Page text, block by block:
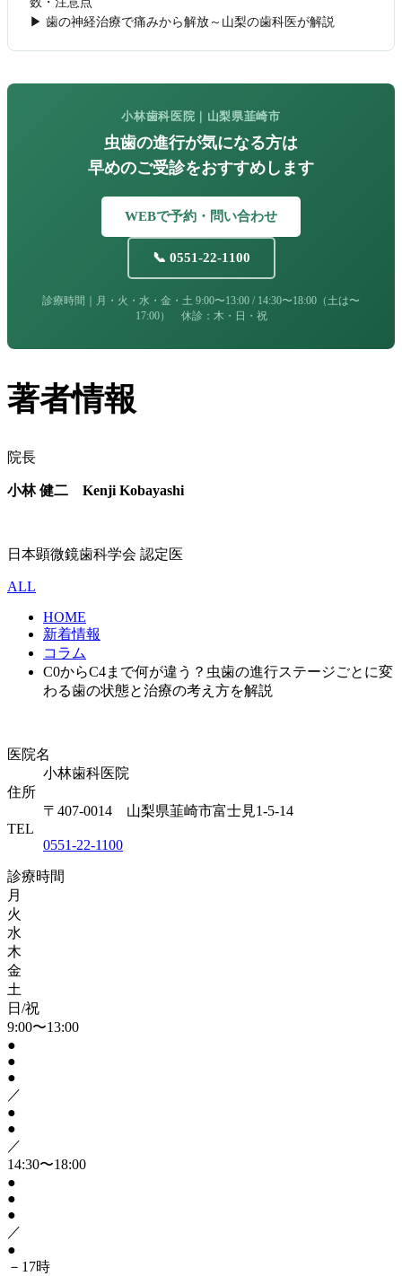
▶ 歯の神経治療で痛みから解放～山梨の歯科医が解説
小林歯科医院｜山梨県韮崎市
虫歯の進行が気になる方は
早めのご受診をおすすめします
WEBで予約・問い合わせ
📞 0551-22-1100
診療時間｜月・火・水・金・土 9:00〜13:00 / 14:30〜18:00（土は〜
17:00） 休診：木・日・祝
著者情報
院長
小林 健二 Kenji Kobayashi
日本顕微鏡歯科学会 認定医
ALL
HOME
新着情報
コラム
C0からC4まで何が違う？虫歯の進行ステージごとに変
わる歯の状態と治療の考え方を解説
医院名
小林歯科医院
住所
〒407-0014 山梨県韮崎市富士見1-5-14
TEL
0551-22-1100
診療時間
月
火
水
木
金
土
日/祝
9:00〜13:00
●
●
●
／
●
●
／
14:30〜18:00
●
●
●
／
●
－17時